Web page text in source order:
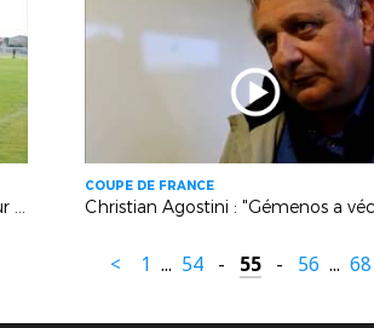
Jean-Marie Poli : "Un petit miracle pour Calavon"
COUPE DE FRANCE
< 1 ... 54 - 55 - 56 ... 68